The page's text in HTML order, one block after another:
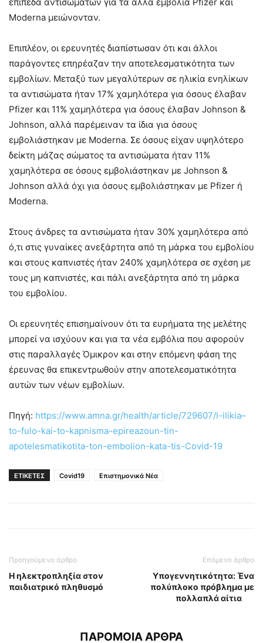
Moderna μειώνονταν.
Επιπλέον, οι ερευνητές διαπίστωσαν ότι και άλλοι
παράγοντες επηρέαζαν την αποτελεσματικότητα των
εμβολίων. Μεταξύ των μεγαλύτερων σε ηλικία ενηλίκων
τα αντισώματα ήταν 17% χαμηλότερα για όσους έλαβαν
Pfizer και 11% χαμηλότερα για όσους έλαβαν Johnson &
Johnson, αλλά παρέμειναν τα ίδια για όσους
εμβολιάστηκαν με Moderna. Σε όσους είχαν υψηλότερο
δείκτη μάζας σώματος τα αντισώματα ήταν 11%
χαμηλότερα σε όσους εμβολιάστηκαν με Johnson &
Johnson αλλά όχι για όσους εμβολιάστηκαν με Pfizer ή
Moderna.
Στους άνδρες τα αντισώματα ήταν 30% χαμηλότερα από
ό,τι στις γυναίκες ανεξάρτητα από τη μάρκα του εμβολίου
και στους καπνιστές ήταν 240% χαμηλότερα σε σχέση με
τους μη καπνιστές, και πάλι ανεξάρτητα από τη μάρκα
του εμβολίου.
Οι ερευνητές επισημαίνουν ότι τα ευρήματα της μελέτης
μπορεί να ισχύουν και για τα νέα εμβόλια που αφορούν
στις παραλλαγές Όμικρον και στην επόμενη φάση της
έρευνας θα επικεντρωθούν στην αποτελεσματικότητα
αυτών των νέων εμβολίων.
Πηγή: https://www.amna.gr/health/article/729607/I-ilikia–
to-fulo-kai-to-kapnisma-epireazoun-tin-
apotelesmatikotita-ton-embolion-kata-tis-Covid-19
ΕΤΙΚΕΤΕΣ Covid19 Επιστημονικά Νέα
Προηγούμενο άρθρο
Η ηλεκτροπληξία στον
παιδιατρικό πληθυσμό
Επόμενο άρθρο
Υπογεννητικότητα: Ένα
πολύπλοκο πρόβλημα με
πολλαπλά αίτια
ΠΑΡΟΜΟΙΑ ΑΡΘΡΑ